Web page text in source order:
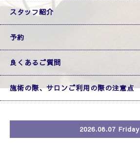
スタッフ紹介
予約
良くあるご質問
施術の際、サロンご利用の際の注意点
2026.08.07 Friday